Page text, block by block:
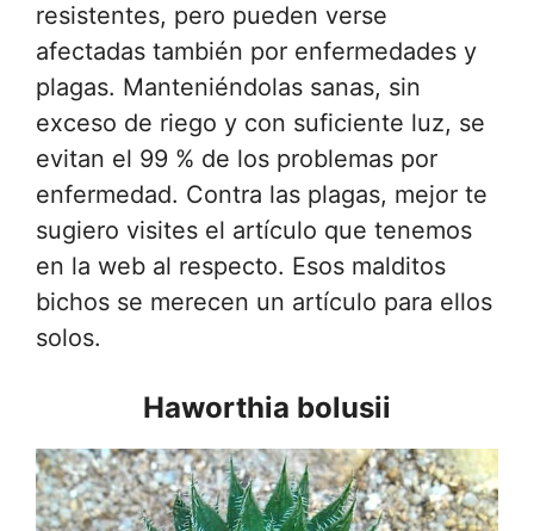
resistentes, pero pueden verse
afectadas también por enfermedades y
plagas. Manteniéndolas sanas, sin
exceso de riego y con suficiente luz, se
evitan el 99 % de los problemas por
enfermedad. Contra las plagas, mejor te
sugiero visites el artículo que tenemos
en la web al respecto. Esos malditos
bichos se merecen un artículo para ellos
solos.
Haworthia bolusii